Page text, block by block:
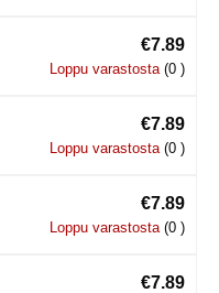
€7.89
Loppu varastosta (0 )
€7.89
Loppu varastosta (0 )
€7.89
Loppu varastosta (0 )
€7.89